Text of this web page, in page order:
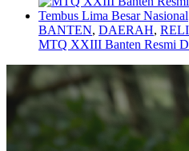
BANTEN, DAERAH,
MTQ XXIII Banten Resmi